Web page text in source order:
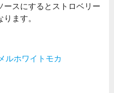
スにするとストロベリー
ます。
ルホワイトモカ